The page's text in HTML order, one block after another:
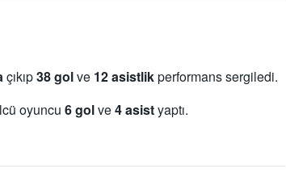
çıkıp38 golve 12 asistlikperformans sergiledi.
oyuncu 6 golve4 asistyaptı.